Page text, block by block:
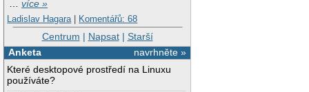
…více »
Ladislav Hagara | Komentářů: 68
Centrum | Napsat| Starší
navrhněte »
Anketa
Které desktopové prostředí na Linuxu
používáte?